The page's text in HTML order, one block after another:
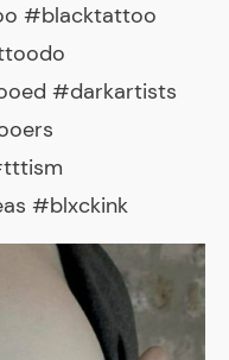
#blacktattoo
#darkartists
#blxckink